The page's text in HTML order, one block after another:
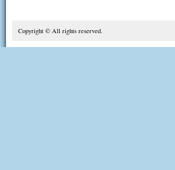
Copyright © All rights reserved.